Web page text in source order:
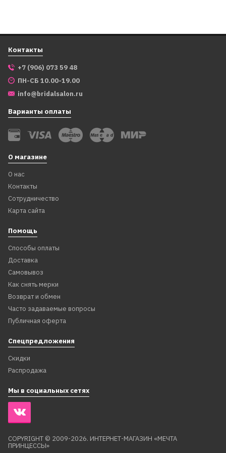
AT2715-57
Корона 2 х 8 см, жемчуг
1 899₽
1 599
В корзину
Ободок в волосы
"Роземонд", авторская
Ободок в волосы
Контакты
+7 (906) 073 59 48
ПН-СБ 10.00-19.00
info@bridalsalon.ru
Варианты оплаты
О магазине
О нас
Контакты
Сотрудничество
Карта сайта
Помощь
Способы оплаты
Доставка
Самовывоз
Как снять мерки
Возврат и обмен
Часто задаваемые вопросы
Публичная оферта
Спецпредложения
Скидки
Распродажа
Мы в социальных сетях
COPYRIGHT © 2009-2026. ИНТЕРНЕТ-МАГАЗИН «МЕЧТА
ПРИНЦЕССЫ»